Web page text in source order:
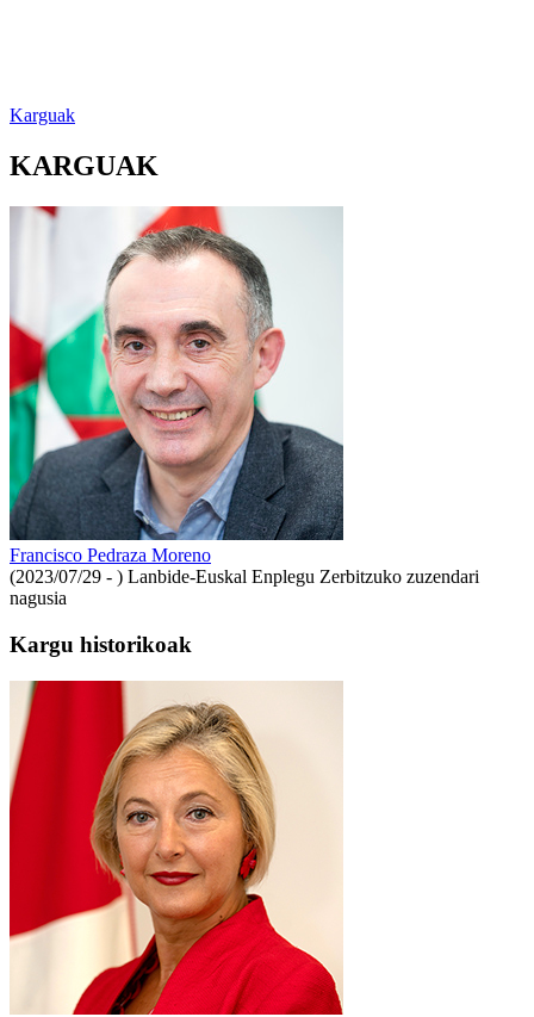
Karguak
KARGUAK
Francisco Pedraza Moreno
(2023/07/29 - ) Lanbide-Euskal Enplegu Zerbitzuko zuzendari
nagusia
Kargu historikoak